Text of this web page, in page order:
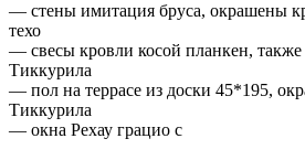
— стены имитация бруса, окрашены
техо
— свесы кровли косой планкен,
Тиккурила
— пол на террасе из доски 45*195,
Тиккурила
— окна Рехау грацио с